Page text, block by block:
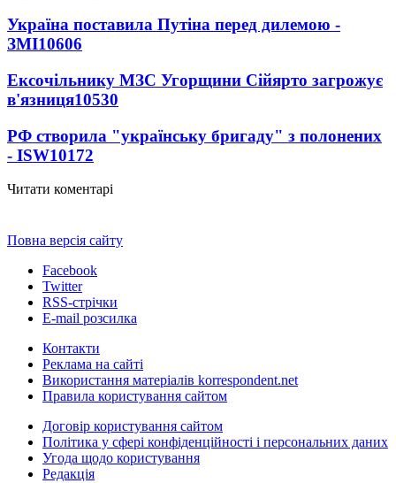
Україна поставила Путіна перед дилемою -
ЗМІ10606
Ексочільнику МЗС Угорщини Сійярто загрожує
в'язниця10530
РФ створила "українську бригаду" з полонених
- ISW10172
Читати коментарі
Повна версія сайту
Facebook
Twitter
RSS-стрічки
E-mail розсилка
Контакти
Реклама на сайті
Використання матеріалів korrespondent.net
Правила користування сайтом
Договір користування сайтом
Політика у сфері конфіденційності і персональних даних
Угода щодо користування
Редакція